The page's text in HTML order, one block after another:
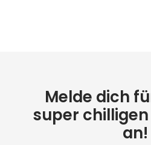
Melde dich
super
an!